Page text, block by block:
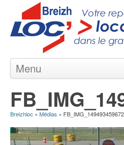
Menu
Nos Agences en Bretagne
Nos Véhicules
Nos Offres
Breizhloc » Médias »